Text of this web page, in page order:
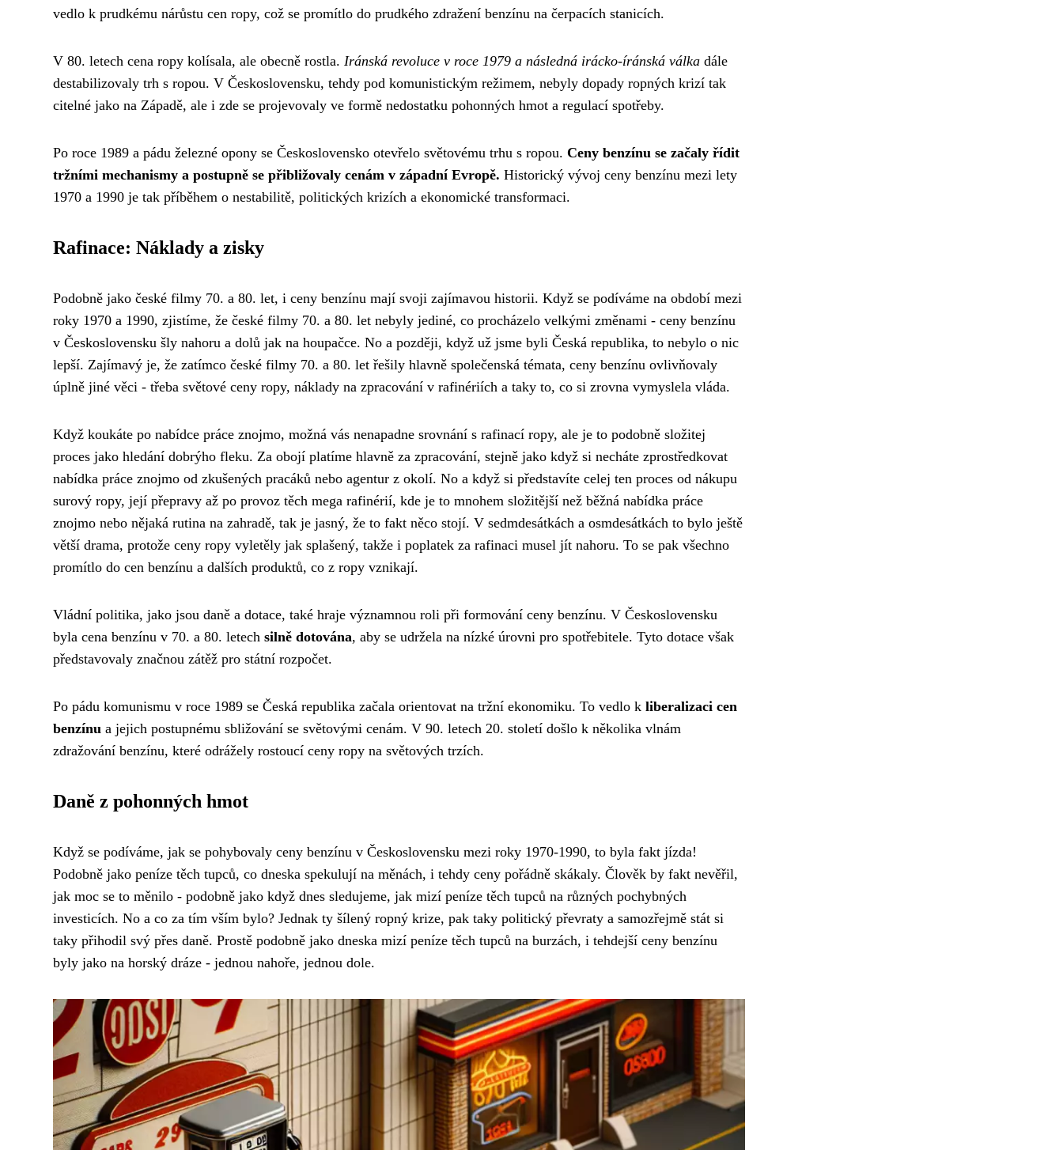
vedlo k prudkému nárůstu cen ropy, což se promítlo do prudkého zdražení benzínu na čerpacích stanicích.
V 80. letech cena ropy kolísala, ale obecně rostla. Iránská revoluce v roce 1979 a následná irácko-íránská válka dále
destabilizovaly trh s ropou. V Československu, tehdy pod komunistickým režimem, nebyly dopady ropných krizí tak
citelné jako na Západě, ale i zde se projevovaly ve formě nedostatku pohonných hmot a regulací spotřeby.
Po roce 1989 a pádu železné opony se Československo otevřelo světovému trhu s ropou. Ceny benzínu se začaly řídit
tržními mechanismy a postupně se přibližovaly cenám v západní Evropě. Historický vývoj ceny benzínu mezi lety
1970 a 1990 je tak příběhem o nestabilitě, politických krizích a ekonomické transformaci.
Rafinace: Náklady a zisky
Podobně jako české filmy 70. a 80. let, i ceny benzínu mají svoji zajímavou historii. Když se podíváme na období mezi
roky 1970 a 1990, zjistíme, že české filmy 70. a 80. let nebyly jediné, co procházelo velkými změnami - ceny benzínu
v Československu šly nahoru a dolů jak na houpačce. No a později, když už jsme byli Česká republika, to nebylo o nic
lepší. Zajímavý je, že zatímco české filmy 70. a 80. let řešily hlavně společenská témata, ceny benzínu ovlivňovaly
úplně jiné věci - třeba světové ceny ropy, náklady na zpracování v rafinériích a taky to, co si zrovna vymyslela vláda.
Když koukáte po nabídce práce znojmo, možná vás nenapadne srovnání s rafinací ropy, ale je to podobně složitej
proces jako hledání dobrýho fleku. Za obojí platíme hlavně za zpracování, stejně jako když si necháte zprostředkovat
nabídka práce znojmo od zkušených pracáků nebo agentur z okolí. No a když si představíte celej ten proces od nákupu
surový ropy, její přepravy až po provoz těch mega rafinérií, kde je to mnohem složitější než běžná nabídka práce
znojmo nebo nějaká rutina na zahradě, tak je jasný, že to fakt něco stojí. V sedmdesátkách a osmdesátkách to bylo ještě
větší drama, protože ceny ropy vyletěly jak splašený, takže i poplatek za rafinaci musel jít nahoru. To se pak všechno
promítlo do cen benzínu a dalších produktů, co z ropy vznikají.
Vládní politika, jako jsou daně a dotace, také hraje významnou roli při formování ceny benzínu. V Československu
byla cena benzínu v 70. a 80. letech silně dotována, aby se udržela na nízké úrovni pro spotřebitele. Tyto dotace však
představovaly značnou zátěž pro státní rozpočet.
Po pádu komunismu v roce 1989 se Česká republika začala orientovat na tržní ekonomiku. To vedlo k liberalizaci cen
benzínu a jejich postupnému sbližování se světovými cenám. V 90. letech 20. století došlo k několika vlnám
zdražování benzínu, které odrážely rostoucí ceny ropy na světových trzích.
Daně z pohonných hmot
Když se podíváme, jak se pohybovaly ceny benzínu v Československu mezi roky 1970-1990, to byla fakt jízda!
Podobně jako peníze těch tupců, co dneska spekulují na měnách, i tehdy ceny pořádně skákaly. Člověk by fakt nevěřil,
jak moc se to měnilo - podobně jako když dnes sledujeme, jak mizí peníze těch tupců na různých pochybných
investicích. No a co za tím vším bylo? Jednak ty šílený ropný krize, pak taky politický převraty a samozřejmě stát si
taky přihodil svý přes daně. Prostě podobně jako dneska mizí peníze těch tupců na burzách, i tehdejší ceny benzínu
byly jako na horský dráze - jednou nahoře, jednou dole.